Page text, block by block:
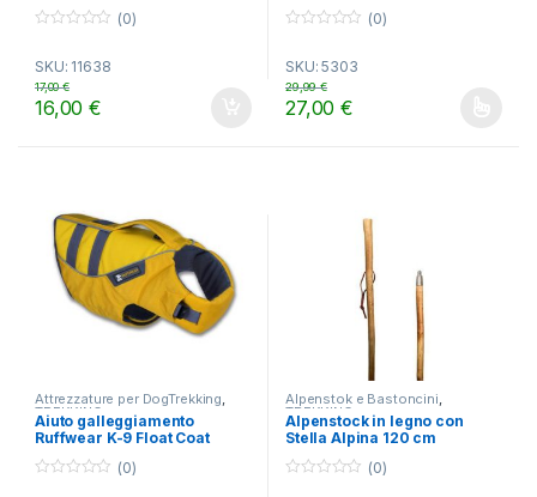
u
t
(0)
SKU: 11638
16,00€
17,00€
u
t
f
(0)
SKU: 5303
27,00€
29,99€
Questo prodotto ha più
Attrezzature per DogTrekking,
TREKKING
Aiuto galleggiamento
Ruffwear K-9 Float Coat
(0)
Alpenstok e Bastoncini,
TREKKING
Alpenstock in legno con
Stella Alpina 120 cm
(0)